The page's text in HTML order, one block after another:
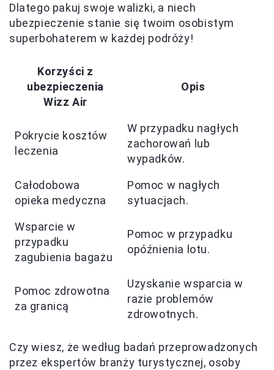
Dlatego pakuj swoje walizki, a niech
ubezpieczenie stanie się twoim osobistym
superbohaterem w każdej podróży!
Korzyści z
ubezpieczenia
Wizz Air
Opis
Pokrycie kosztów
leczenia
W przypadku nagłych
zachorowań lub
wypadków.
Całodobowa
opieka medyczna
Pomoc w nagłych
sytuacjach.
Wsparcie w
przypadku
zagubienia bagażu
Pomoc w przypadku
opóźnienia lotu.
Pomoc zdrowotna
za granicą
Uzyskanie wsparcia w
razie problemów
zdrowotnych.
Czy wiesz, że według badań przeprowadzonych
przez ekspertów branży turystycznej, osoby